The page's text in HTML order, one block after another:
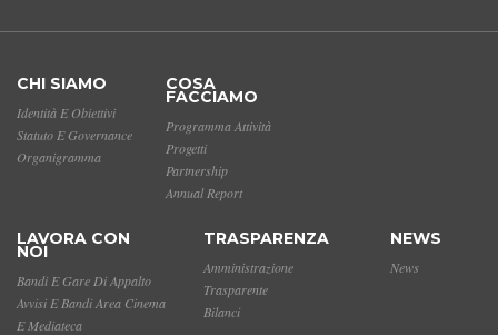
CHI SIAMO
Identità E Obiettivi
Statuto E Governance
Organigramma
COSA
FACCIAMO
Programma Attività
Progetti
Partnership
Annual Report
LAVORA CON
NOI
Bandi E Gare Di Appalto
Avvisi E Bandi Area Cinema
E Mediateca
TRASPARENZA
Amministrazione
Trasparente
Bilanci
NEWS
News